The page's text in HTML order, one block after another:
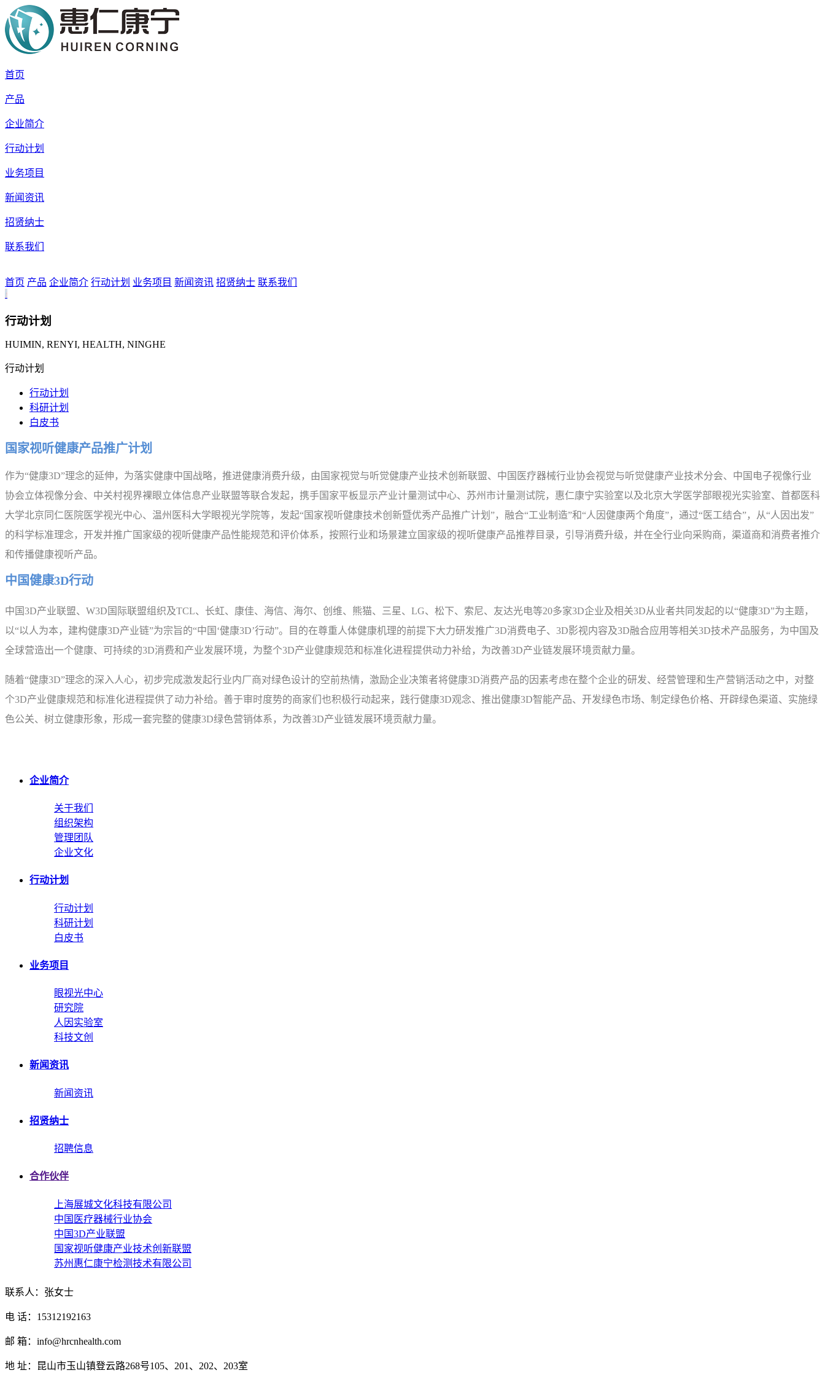
首页
产品
示终端系统
手术医用显示器
超声医用显示器
会诊医用大屏
统
CNAS检测报告
企业简介
行动计划
业务项目
新闻资讯
招贤纳士
联系我们
首页 产品 企业简介 行动计划 业务项目 新闻资讯 招贤纳士 联系我们
行动计划
HUIMIN, RENYI, HEALTH, NINGHE
行动计划
行动计划
科研计划
白皮书
国家视听健康产品推广计划
作为“健康3D”理念的延伸，为落实健康中国战略，推进健康消费升级，由国家视觉与听觉健康产业技术创新联盟、中国医疗器械行业协会视觉与听觉健康产业技术分会、中国电子视像行业
协会立体视像分会、中关村视界裸眼立体信息产业联盟等联合发起，携手国家平板显示产业计量测试中心、苏州市计量测试院，惠仁康宁实验室以及北京大学医学部眼视光实验室、首都医科
大学北京同仁医院医学视光中心、温州医科大学眼视光学院等，发起“国家视听健康技术创新暨优秀产品推广计划”，融合“工业制造”和“人因健康两个角度”，通过“医工结合”，从“人因出发”
的科学标准理念，开发并推广国家级的视听健康产品性能规范和评价体系，按照行业和场景建立国家级的视听健康产品推荐目录，引导消费升级，并在全行业向采购商，渠道商和消费者推介
和传播健康视听产品。
中国健康3D行动
中国3D产业联盟、W3D国际联盟组织及TCL、长虹、康佳、海信、海尔、创维、熊猫、三星、LG、松下、索尼、友达光电等20多家3D企业及相关3D从业者共同发起的以“健康3D”为主题，
以“以人为本，建构健康3D产业链”为宗旨的“中国‘健康3D’行动”。目的在尊重人体健康机理的前提下大力研发推广3D消费电子、3D影视内容及3D融合应用等相关3D技术产品服务，为中国及
全球营造出一个健康、可持续的3D消费和产业发展环境，为整个3D产业健康规范和标准化进程提供动力补给，为改善3D产业链发展环境贡献力量。
随着“健康3D”理念的深入人心，初步完成激发起行业内厂商对绿色设计的空前热情，激励企业决策者将健康3D消费产品的因素考虑在整个企业的研发、经营管理和生产营销活动之中，对整
个3D产业健康规范和标准化进程提供了动力补给。善于审时度势的商家们也积极行动起来，践行健康3D观念、推出健康3D智能产品、开发绿色市场、制定绿色价格、开辟绿色渠道、实施绿
色公关、树立健康形象，形成一套完整的健康3D绿色营销体系，为改善3D产业链发展环境贡献力量。
企业简介
关于我们
组织架构
管理团队
企业文化
行动计划
行动计划
科研计划
白皮书
业务项目
眼视光中心
研究院
人因实验室
科技文创
新闻资讯
新闻资讯
招贤纳士
招聘信息
合作伙伴
上海展城文化科技有限公司
中国医疗器械行业协会
中国3D产业联盟
国家视听健康产业技术创新联盟
苏州惠仁康宁检测技术有限公司
联系人：张女士
电 话：15312192163
邮 箱：info@hrcnhealth.com
地 址：昆山市玉山镇登云路268号105、201、202、203室